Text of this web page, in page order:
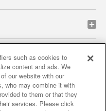
policy privacy policy
verification results
such as cookies to
content and ads. We
our website with our
who may combine it with
to them or that they
services. Please click